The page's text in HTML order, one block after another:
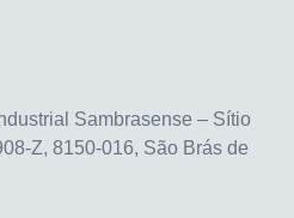
Sambrasense – Sítio
Z, 8150-016, São Brás de